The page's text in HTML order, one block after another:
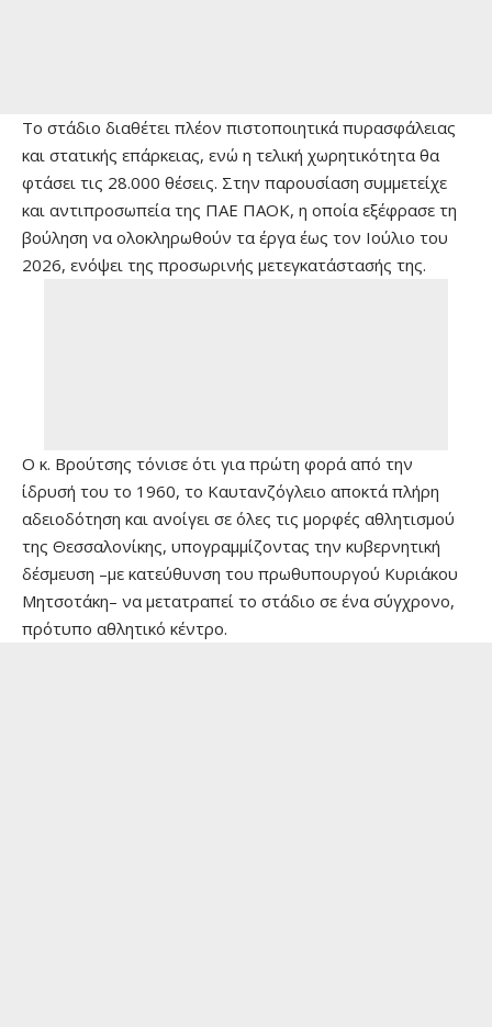
Το στάδιο διαθέτει πλέον πιστοποιητικά πυρασφάλειας
και στατικής επάρκειας, ενώ η τελική χωρητικότητα θα
φτάσει τις 28.000 θέσεις. Στην παρουσίαση συμμετείχε
και αντιπροσωπεία της ΠΑΕ ΠΑΟΚ, η οποία εξέφρασε τη
βούληση να ολοκληρωθούν τα έργα έως τον Ιούλιο του
2026, ενόψει της προσωρινής μετεγκατάστασής της.
Ο κ. Βρούτσης τόνισε ότι για πρώτη φορά από την
ίδρυσή του το 1960, το Καυτανζόγλειο αποκτά πλήρη
αδειοδότηση και ανοίγει σε όλες τις μορφές αθλητισμού
της Θεσσαλονίκης, υπογραμμίζοντας την κυβερνητική
δέσμευση –με κατεύθυνση του πρωθυπουργού Κυριάκου
Μητσοτάκη– να μετατραπεί το στάδιο σε ένα σύγχρονο,
πρότυπο αθλητικό κέντρο.